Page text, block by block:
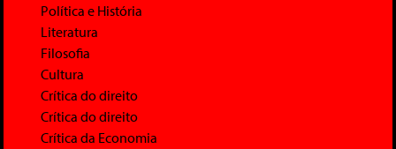
Política e História
Literatura
Filosofia
Cultura
Crítica do direito
Crítica do direito
Crítica da Economia